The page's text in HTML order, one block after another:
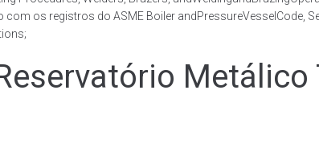
os registros do ASME Boiler andPressureVesselCode,